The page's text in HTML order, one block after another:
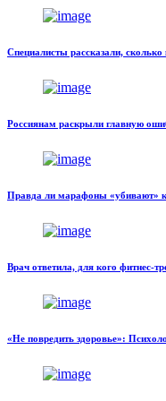
Специалисты рассказали,
Россиянам раскрыли главную
Правда ли марафоны «убивают»
Врач ответила, для кого фитнес-
«Не повредить здоровье»: